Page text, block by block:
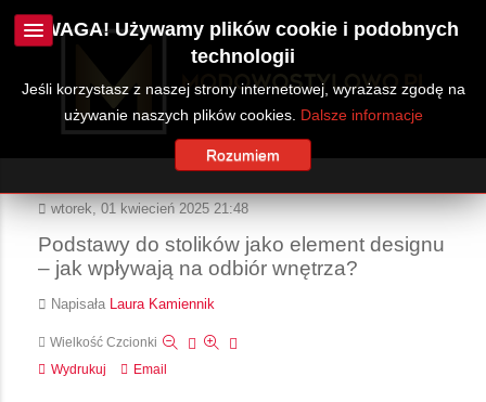
wtorek, 01 kwiecień 2025 21:48
Podstawy do stolików jako element designu
– jak wpływają na odbiór wnętrza?
Napisała Laura Kamiennik
Wielkość Czcionki
Wydrukuj
Email
UWAGA! Używamy plików cookie i podobnych
technologii
Jeśli korzystasz z naszej strony internetowej, wyrażasz zgodę na
używanie naszych plików cookies. Dalsze informacje
Rozumiem